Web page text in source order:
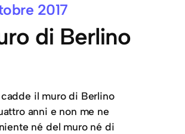
2017
di Berlino
il muro di Berlino
anni e non me ne
né del muro né di